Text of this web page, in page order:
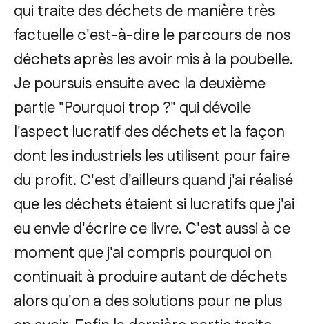
qui traite des déchets de manière très
factuelle c'est-à-dire le parcours de nos
déchets après les avoir mis à la poubelle.
Je poursuis ensuite avec la deuxième
partie "Pourquoi trop ?" qui dévoile
l'aspect lucratif des déchets et la façon
dont les industriels les utilisent pour faire
du profit. C'est d'ailleurs quand j'ai réalisé
que les déchets étaient si lucratifs que j'ai
eu envie d'écrire ce livre. C'est aussi à ce
moment que j'ai compris pourquoi on
continuait à produire autant de déchets
alors qu'on a des solutions pour ne plus